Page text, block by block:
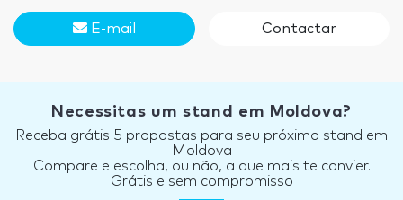
E-mail Contactar
Necessitas um stand em Moldova?
Receba grátis 5 propostas para seu próximo stand em
Moldova
Compare e escolha, ou não, a que mais te convier.
Grátis e sem compromisso